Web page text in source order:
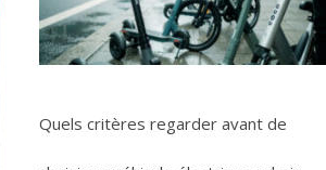
Quels critères regarder avant de